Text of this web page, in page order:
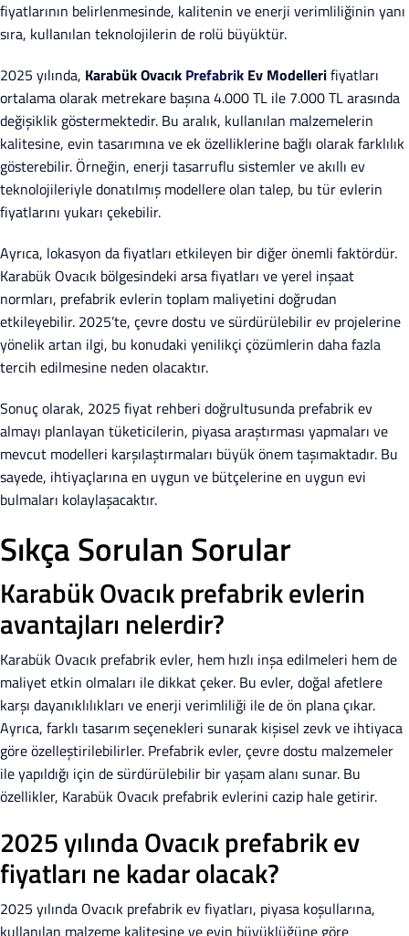
fiyatlarının belirlenmesinde, kalitenin ve enerji verimliliğinin yanı
sıra, kullanılan teknolojilerin de rolü büyüktür.
2025 yılında, Karabük Ovacık Prefabrik Ev Modellerifiyatları
ortalama olarak metrekare başına 4.000 TL ile 7.000 TL arasında
değişiklik göstermektedir. Bu aralık, kullanılan malzemelerin
kalitesine, evin tasarımına ve ek özelliklerine bağlı olarak farklılık
gösterebilir. Örneğin, enerji tasarruflu sistemler ve akıllı ev
teknolojileriyle donatılmış modellere olan talep, bu tür evlerin
fiyatlarını yukarı çekebilir.
Ayrıca, lokasyon da fiyatları etkileyen bir diğer önemli faktördür.
Karabük Ovacık bölgesindeki arsa fiyatları ve yerel inşaat
normları, prefabrik evlerin toplam maliyetini doğrudan
etkileyebilir. 2025’te, çevre dostu ve sürdürülebilir ev projelerine
yönelik artan ilgi, bu konudaki yenilikçi çözümlerin daha fazla
tercih edilmesine neden olacaktır.
Sonuç olarak, 2025 fiyat rehberi doğrultusunda prefabrik ev
almayı planlayan tüketicilerin, piyasa araştırması yapmaları ve
mevcut modelleri karşılaştırmaları büyük önem taşımaktadır. Bu
sayede, ihtiyaçlarına en uygun ve bütçelerine en uygun evi
bulmaları kolaylaşacaktır.
Sıkça Sorulan Sorular
Karabük Ovacık prefabrik evlerin
avantajları nelerdir?
Karabük Ovacık prefabrik evler, hem hızlı inşa edilmeleri hem de
maliyet etkin olmaları ile dikkat çeker. Bu evler, doğal afetlere
karşı dayanıklılıkları ve enerji verimliliği ile de ön plana çıkar.
Ayrıca, farklı tasarım seçenekleri sunarak kişisel zevk ve ihtiyaca
göre özelleştirilebilirler. Prefabrik evler, çevre dostu malzemeler
ile yapıldığı için de sürdürülebilir bir yaşam alanı sunar. Bu
özellikler, Karabük Ovacık prefabrik evlerini cazip hale getirir.
2025 yılında Ovacık prefabrik ev
fiyatları ne kadar olacak?
2025 yılında Ovacık prefabrik ev fiyatları, piyasa koşullarına,
kullanılan malzeme kalitesine ve evin büyüklüğüne göre